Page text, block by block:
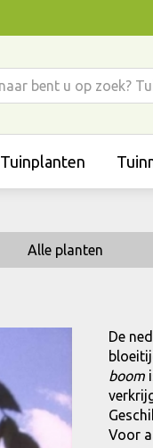
Tuinplanten
Alle planten
De
boom
Voor